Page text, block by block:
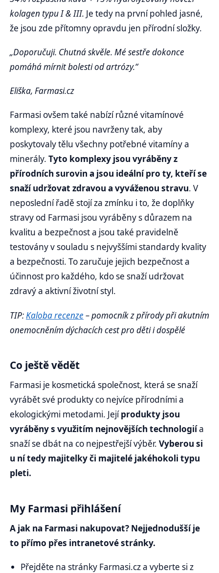
kolagen typu I & III. Je tedy na první pohled jasné,
že jsou zde přítomny opravdu jen přírodní složky.
„Doporučuji. Chutná skvěle. Mé sestře dokonce
pomáhá mírnit bolesti od artrózy.“
Eliška, Farmasi.cz
Farmasi ovšem také nabízí různé vitamínové
komplexy, které jsou navrženy tak, aby
poskytovaly tělu všechny potřebné vitamíny a
minerály. Tyto komplexy jsou vyráběny z
přírodních surovin a jsou ideální pro ty, kteří se
snaží udržovat zdravou a vyváženou stravu. V
neposlední řadě stojí za zmínku i to, že doplňky
stravy od Farmasi jsou vyráběny s důrazem na
kvalitu a bezpečnost a jsou také pravidelně
testovány v souladu s nejvyššími standardy kvality
a bezpečnosti. To zaručuje jejich bezpečnost a
účinnost pro každého, kdo se snaží udržovat
zdravý a aktivní životní styl.
TIP:Kaloba recenze – pomocník z přírody při akutním
onemocněním dýchacích cest pro děti i dospělé
Co ještě vědět
Farmasi je kosmetická společnost, která se snaží
vyrábět své produkty co nejvíce přírodními a
ekologickými metodami. Jejíprodukty jsou
vyráběny s využitím nejnovějších technologiía
snaží se dbát na co nejpestřejší výběr. Vyberou si
u ní tedy majitelky či majitelé jakéhokoli typu
pleti.
My Farmasi přihlášení
A jak na Farmasi nakupovat? Nejjednodušší je
to přímo přes intranetové stránky.
Přejděte na stránky Farmasi.cz a vyberte si z